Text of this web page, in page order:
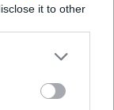
it to other